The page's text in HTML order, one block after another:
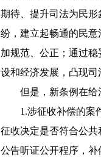
期待、提升司法为民
纷，建立起畅通的民
加规范、公正；通过
设和经济发展，凸现
但是，新条例在给法
1.涉征收补偿的案件
征收决定是否符合公
公告听证公开程序，